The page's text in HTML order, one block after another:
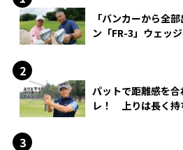
「バンカーから全
ン「FR-3」ウェッ
パットで距離感を
レ！ 上りは長く持